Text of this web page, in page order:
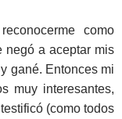
como
negó a aceptar mis
gané. Entonces mi
muy interesantes,
(como todos